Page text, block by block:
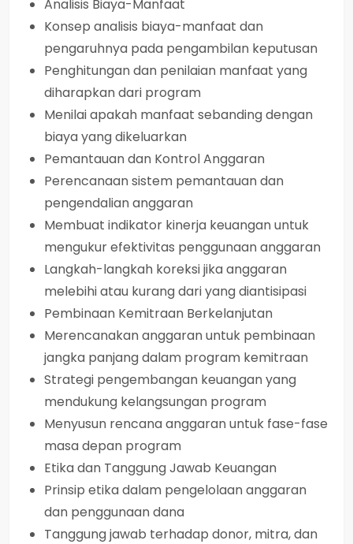
Analisis Biaya-Manfaat
Konsep analisis biaya-manfaat dan
pengaruhnya pada pengambilan keputusan
Penghitungan dan penilaian manfaat yang
diharapkan dari program
Menilai apakah manfaat sebanding dengan
biaya yang dikeluarkan
Pemantauan dan Kontrol Anggaran
Perencanaan sistem pemantauan dan
pengendalian anggaran
Membuat indikator kinerja keuangan untuk
mengukur efektivitas penggunaan anggaran
Langkah-langkah koreksi jika anggaran
melebihi atau kurang dari yang diantisipasi
Pembinaan Kemitraan Berkelanjutan
Merencanakan anggaran untuk pembinaan
jangka panjang dalam program kemitraan
Strategi pengembangan keuangan yang
mendukung kelangsungan program
Menyusun rencana anggaran untuk fase-fase
masa depan program
Etika dan Tanggung Jawab Keuangan
Prinsip etika dalam pengelolaan anggaran
dan penggunaan dana
Tanggung jawab terhadap donor, mitra, dan